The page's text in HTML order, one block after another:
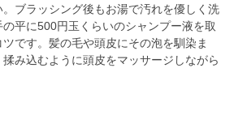
ブラッシング後もお湯で汚れを優しく洗
平に500円玉くらいのシャンプー液を取
です。髪の毛や頭皮にその泡を馴染ま
み込むように頭皮をマッサージしながら